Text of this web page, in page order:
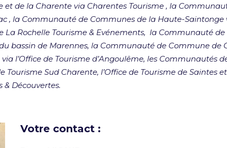
de la Charente via Charentes Tourisme , la
, la Communauté de Communes de la Haute-Saintonge
La Rochelle Tourisme & Evénements, la Communauté
du bassin de Marennes, la Communauté de Commune
l’Office de Tourisme d’Angoulême, les Communautés
Tourisme Sud Charente, l’Office de Tourisme de
& Découvertes.
Votre contact :